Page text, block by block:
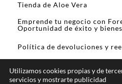
Tienda de Aloe Vera
Emprende tu negocio con
Oportunidad de éxito y
Política de devoluciones y
Utilizamos cookies propias y de
servicios y mostrarte publicidad